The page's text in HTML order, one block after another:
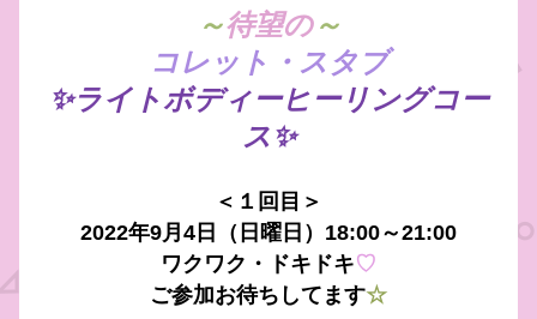
～待望の～
コレット・スタブ
✨ライトボディーヒーリングコー
ス✨
＜１回目＞
2022年9月4日（日曜日 ）18:00～21:00
ワクワク・ドキドキ♡
ご参加お待ちしてます☆